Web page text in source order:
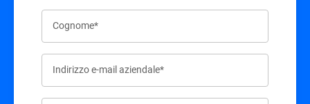
Cognome*
Indirizzo e-mail aziendale*